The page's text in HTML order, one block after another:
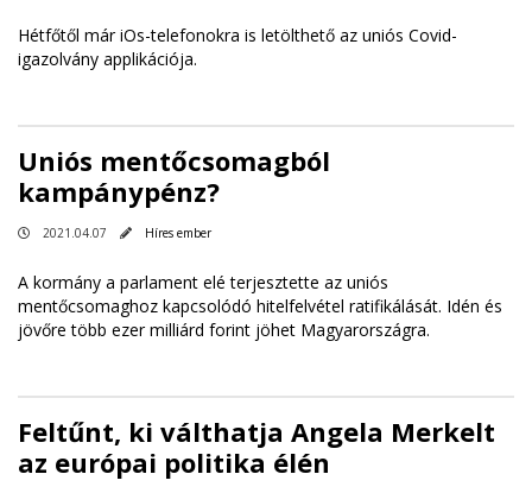
Hétfőtől már iOs-telefonokra is letölthető az uniós Covid-
igazolvány applikációja.
Uniós mentőcsomagból
kampánypénz?
2021.04.07 Híres ember
A kormány a parlament elé terjesztette az uniós
mentőcsomaghoz kapcsolódó hitelfelvétel ratifikálását. Idén és
jövőre több ezer milliárd forint jöhet Magyarországra.
Feltűnt, ki válthatja Angela Merkelt
az európai politika élén